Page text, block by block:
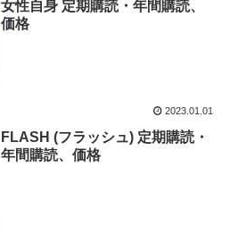
女性自身 定期購読・年間購読、
価格
2023.01.01
FLASH (フラッシュ) 定期購読・
年間購読、価格